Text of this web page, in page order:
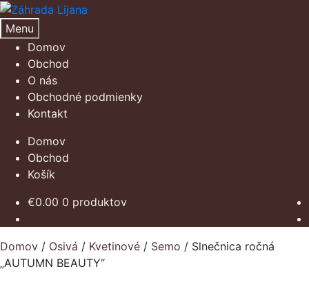
Preskočiť
na
navigáciu
Preskočiť
na
obsah
Menu
Domov
Obchod
O nás
Obchodné podmienky
Kontakt
Domov
Obchod
Košík
€0.00 0 produktov
Domov / Osivá / Kvetinové / Semo / Slnečnica ročná
„AUTUMN BEAUTY“